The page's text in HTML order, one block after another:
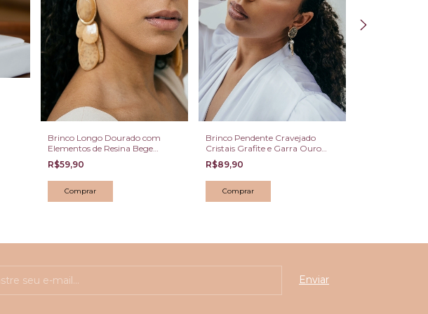
Brinco Longo Dourado com
Elementos de Resina Bege
Abstratos
R$59,90
Brinco Pendente Cravejado
Cristais Grafite e Garra Ouro
Velho
R$89,90